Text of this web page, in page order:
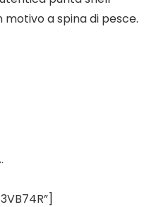
motivo a spina di pesce.